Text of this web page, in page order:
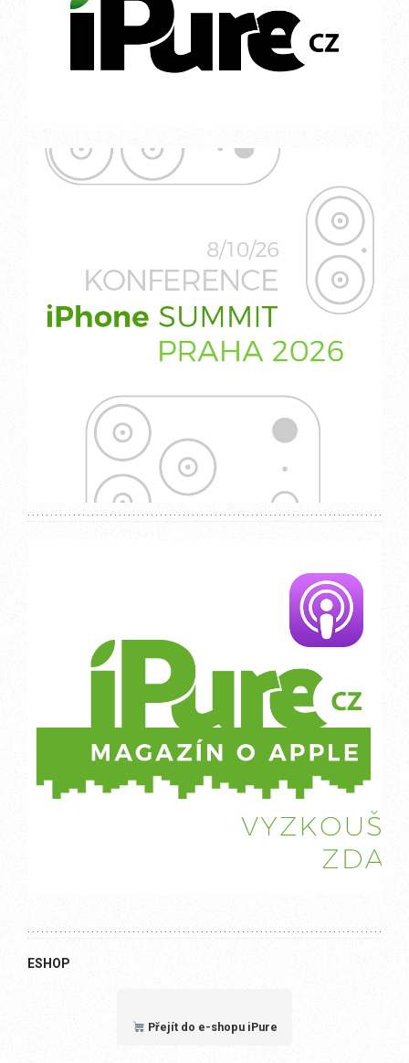
ESHOP
Přejít do e-shopu iPure